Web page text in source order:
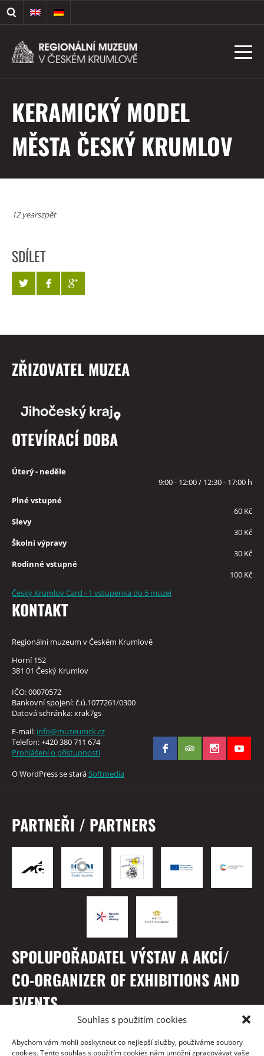
Souhlas s použitím cookies
Abychom vám mohli poskytnout co nejlepší služby, používáme soubory
cookies. Tento souhlas s použitím cookies nám umožní zpracovávat vaše
KERAMICKÝ MODEL
MĚSTA ČESKÝ KRUMLOV
12 yearszpět
SDÍLET
ZŘIZOVATEL MUZEA
OTEVÍRACÍ DOBA
Úterý - neděle
9:00 - 12:00 / 12:30 - 17:00 h
Plné vstupné
60 Kč
Slevy
30 Kč
Školní výpravy
30 Kč
Rodinné vstupné
100 Kč
Český Krumlov Card - 1 vstupenka do 5 muzeí
KONTAKT
Regionální muzeum v Českém Krumlově
Horní 152
381 01 Český Krumlov
IČO: 00070572
Bankovní spojení: č.ú.1077261/0300
Datová schránka: xrak7gs
E-mail: info@muzeumck.cz
Telefon: +420 380 711 674
Prohlášení o přístupnosti
O WordPress se staráSoftmedia
PARTNEŘI / PARTNERS
SPOLUPOŘADATEL VÝSTAV A AKCÍ/
CO-ORGANIZER OF EXHIBITIONS AND
EVENTS